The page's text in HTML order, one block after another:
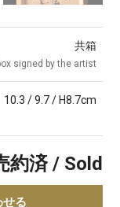
共箱
signed by the artist
10.3 / 9.7 / H8.7cm
約済 / Sold
る